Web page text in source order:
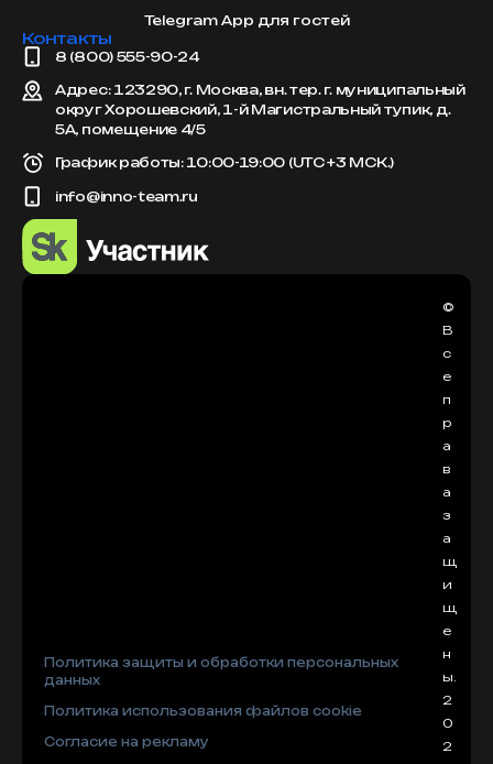
Telegram App для гостей
Контакты
8 (800) 555-90-24
Адрес: 123290, г. Москва, вн. тер. г. муниципальный
округ Хорошевский, 1-й Магистральный тупик, д.
5А, помещение 4/5
График работы: 10:00-19:00 (UTC +3 МСК.)
info@inno-team.ru
Политика защиты и обработки персональных
данных
Политика использования файлов cookie
Согласие на рекламу
©
В
с
е
п
р
а
в
а
з
а
щ
и
щ
е
н
ы.
2
0
2